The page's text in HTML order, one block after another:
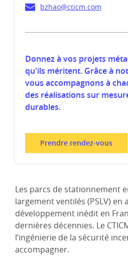
Les parcs de stationnement
largement ventilés (PSLV)
développement inédit en
dernières décennies. Le
l’ingénierie de la sécurité
accompagner.
bzhao@cticm.com
Donnez à vos projets
qu'ils méritent. Grâce à
vous accompagnons à
des réalisations sur
durables.
Prendre rendez-vous